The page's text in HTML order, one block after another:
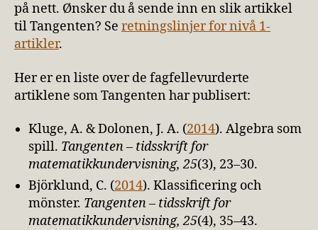
på nett. Ønsker du å sende inn en slik artikkel
til Tangenten? Se retningslinjer for nivå 1-
artikler.
Her er en liste over de fagfellevurderte
artiklene som Tangenten har publisert:
Kluge, A. & Dolonen, J. A. (2014). Algebra som
spill. Tangenten – tidsskrift for
matematikkundervisning, 25(3), 23–30.
Björklund, C. (2014). Klassificering och
mönster. Tangenten – tidsskrift for
matematikkundervisning, 25(4), 35–43.